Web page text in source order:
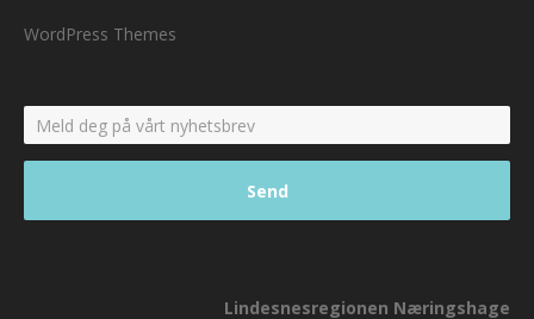
WordPress Themes
Lindesnesregionen Næringshage